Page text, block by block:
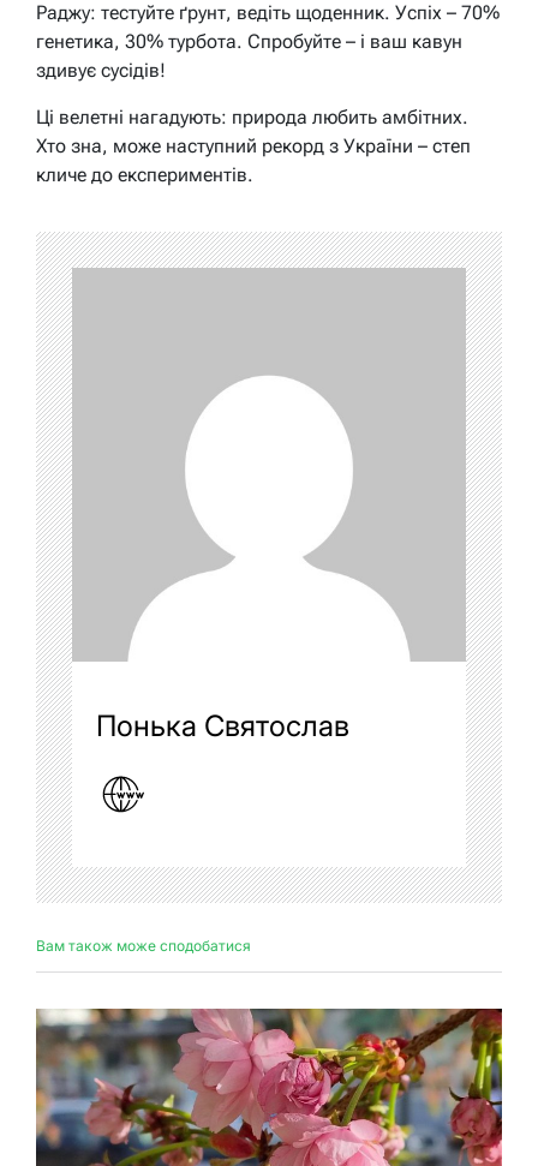
Раджу: тестуйте ґрунт, ведіть щоденник. Успіх – 70%
генетика, 30% турбота. Спробуйте – і ваш кавун
здивує сусідів!
Ці велетні нагадують: природа любить амбітних.
Хто зна, може наступний рекорд з України – степ
кличе до експериментів.
Понька Святослав
Вам також може сподобатися